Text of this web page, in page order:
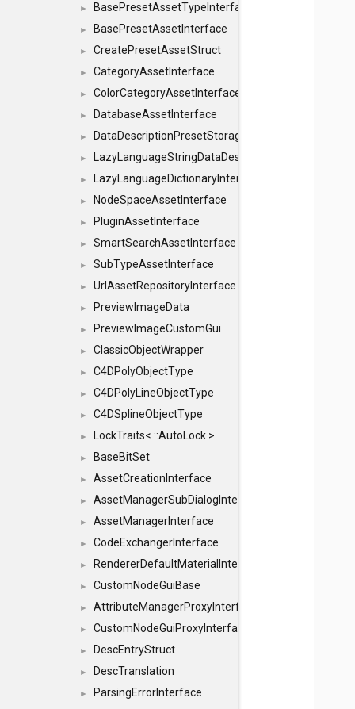
► BasePresetAssetTypeInterface
► BasePresetAssetInterface
► CreatePresetAssetStruct
► CategoryAssetInterface
► ColorCategoryAssetInterface
► DatabaseAssetInterface
► DataDescriptionPresetStorageInterface
►
► LazyLanguageDictionaryInterface
► NodeSpaceAssetInterface
► PluginAssetInterface
► SmartSearchAssetInterface
► SubTypeAssetInterface
► UrlAssetRepositoryInterface
► PreviewImageData
► PreviewImageCustomGui
► ClassicObjectWrapper
► C4DPolyObjectType
► C4DPolyLineObjectType
► C4DSplineObjectType
► LockTraits< ::AutoLock >
► BaseBitSet
► AssetCreationInterface
► AssetManagerSubDialogInterface
► AssetManagerInterface
► CodeExchangerInterface
► RendererDefaultMaterialInterface
► CustomNodeGuiBase
► AttributeManagerProxyInterface
► CustomNodeGuiProxyInterface
► DescEntryStruct
► DescTranslation
►
ParsingErrorInterface